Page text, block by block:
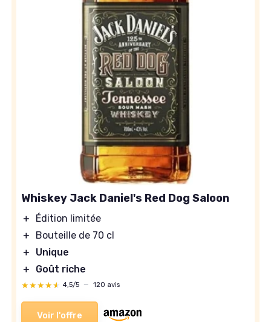
Whiskey Jack Daniel's Red Dog Saloon
＋
Édition limitée
＋
Bouteille de 70 cl
＋
Unique
＋
Goût riche
★★★★★
★★★★★ 4,5/5 — 120 avis
Voir l'offre